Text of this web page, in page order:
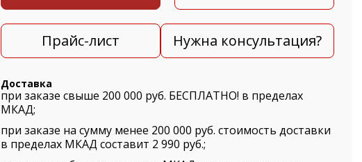
Прайс-лист Нужна консультация?
Доставка
при заказе свыше 200 000 руб. БЕСПЛАТНО! в пределах
МКАД;
при заказе на сумму менее 200 000 руб. стоимость доставки
в пределах МКАД составит 2 990 руб.;